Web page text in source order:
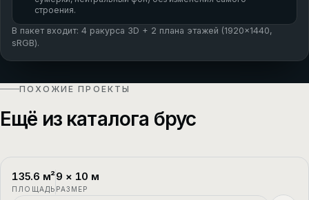
строения.
В пакет входит: 4 ракурса 3D + 2 плана этажей (1920×1440,
sRGB).
ПОХОЖИЕ ПРОЕКТЫ
Ещё из каталога брус
П-1
135.6 м²
ПЛОЩАДЬ
9 × 10 м
РАЗМЕР